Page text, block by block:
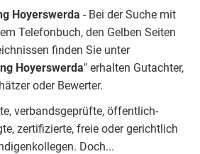
Hoyerswerda - Bei der Suche mit
Telefonbuch, den Gelben Seiten
finden Sie unter
Hoyerswerda" erhalten Gutachter,
oder Bewerter.
verbandsgeprüfte, öffentlich-
zertifizierte, freie oder gerichtlich
en. Doch...